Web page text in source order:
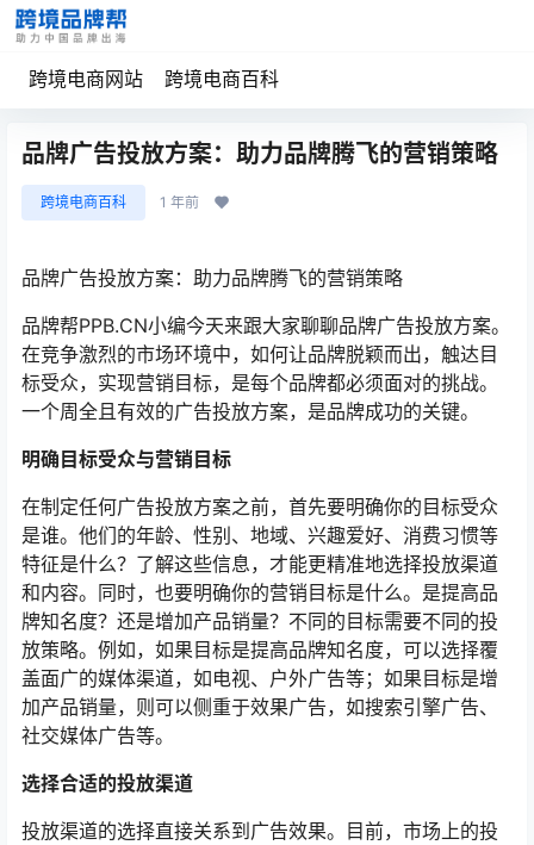
跨境电商网站 跨境电商百科
品牌广告投放方案：助力品牌腾飞的营销策略
跨境电商百科 1 年前
品牌广告投放方案：助力品牌腾飞的营销策略
品牌帮PPB.CN小编今天来跟大家聊聊品牌广告投放方案。
在竞争激烈的市场环境中，如何让品牌脱颖而出，触达目
标受众，实现营销目标，是每个品牌都必须面对的挑战。
一个周全且有效的广告投放方案，是品牌成功的关键。
明确目标受众与营销目标
在制定任何广告投放方案之前，首先要明确你的目标受众
是谁。他们的年龄、性别、地域、兴趣爱好、消费习惯等
特征是什么？了解这些信息，才能更精准地选择投放渠道
和内容。同时，也要明确你的营销目标是什么。是提高品
牌知名度？还是增加产品销量？不同的目标需要不同的投
放策略。例如，如果目标是提高品牌知名度，可以选择覆
盖面广的媒体渠道，如电视、户外广告等；如果目标是增
加产品销量，则可以侧重于效果广告，如搜索引擎广告、
社交媒体广告等。
选择合适的投放渠道
投放渠道的选择直接关系到广告效果。目前，市场上的投